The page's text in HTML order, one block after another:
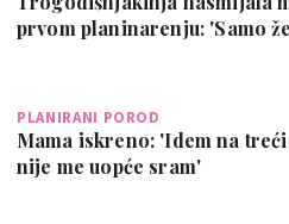
prvom planinarenju: 'Samo
PLANIRANI POROD
Mama iskreno: 'Idem na
nije me uopće sram'